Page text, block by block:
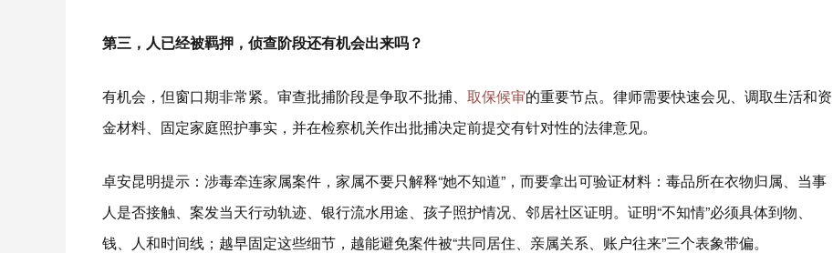
第三， 人已经被羁押，侦查阶段还有机会出来吗？
有机会，但窗口期非常紧。审查批捕阶段是争取不批捕、 取保候审的重要节点。律师需要快速会见、调取生活和资
金材料、固定家庭照护事实，并在检察机关作出批捕决定前提交有针对性的法律意见。
卓安昆明提示：涉毒牵连家属案件，家属不要只解释“她不知道”，而要拿出可验证材料：毒品所在衣物归属、当事
人是否接触、案发当天行动轨迹、银行流水用途、孩子照护情况、邻居社区证明。证明“不知情”必须具体到物、
钱、人和时间线；越早固定这些细节，越能避免案件被“共同居住、亲属关系、账户往来”三个表象带偏。